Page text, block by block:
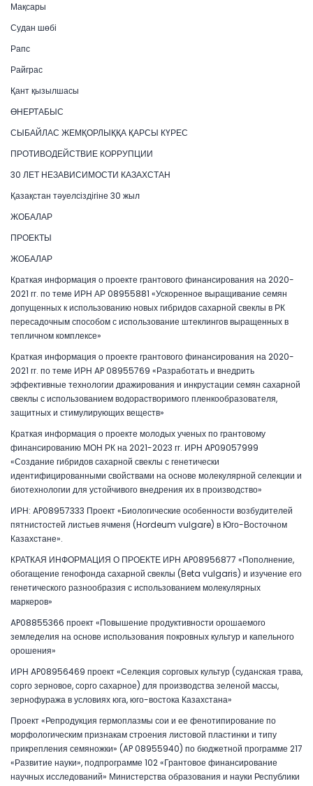
Мақсары
Судан шөбі
Рапс
Райграс
Қант қызылшасы
ӨНЕРТАБЫС
СЫБАЙЛАС ЖЕМҚОРЛЫҚҚА ҚАРСЫ КҮРЕС
ПРОТИВОДЕЙСТВИЕ КОРРУПЦИИ
30 ЛЕТ НЕЗАВИСИМОСТИ КАЗАХСТАН
Қазақстан тәуелсіздігіне 30 жыл
ЖОБАЛАР
ПРОЕКТЫ
ЖОБАЛАР
Краткая информация о проекте грантового финансирования на 2020-
2021 гг. по теме ИРН АР 08955881 «Ускоренное выращивание семян
допущенных к использованию новых гибридов сахарной свеклы в РК
пересадочным способом с использование штеклингов выращенных в
тепличном комплексе»
Краткая информация о проекте грантового финансирования на 2020-
2021 гг. по теме ИРН AP 08955769 «Разработать и внедрить
эффективные технологии дражирования и инкрустации семян сахарной
свеклы с использованием водорастворимого пленкообразователя,
защитных и стимулирующих веществ»
Краткая информация о проекте молодых ученых по грантовому
финансированию МОН РК на 2021-2023 гг. ИРН AP09057999
«Создание гибридов сахарной свеклы с генетически
идентифицированными свойствами на основе молекулярной селекции и
биотехнологии для устойчивого внедрения их в производство»
ИРН: AP08957333 Проект «Биологические особенности возбудителей
пятнистостей листьев ячменя (Hordeum vulgare) в Юго-Восточном
Казахстане».
КРАТКАЯ ИНФОРМАЦИЯ О ПРОЕКТЕ ИРН AP08956877 «Пополнение,
обогащение генофонда сахарной свеклы (Beta vulgaris) и изучение его
генетического разнообразия с использованием молекулярных
маркеров»
AP08855366 проект «Повышение продуктивности орошаемого
земледелия на основе использования покровных культур и капельного
орошения»
ИРН AP08956469 проект «Селекция сорговых культур (суданская трава,
сорго зерновое, сорго сахарное) для производства зеленой массы,
зернофуража в условиях юга, юго-востока Казахстана»
Проект «Репродукция гермоплазмы сои и ее фенотипирование по
морфологическим признакам строения листовой пластинки и типу
прикрепления семяножки» (AP 08955940) по бюджетной программе 217
«Развитие науки», подпрограмме 102 «Грантовое финансирование
научных исследований» Министерства образования и науки Республики